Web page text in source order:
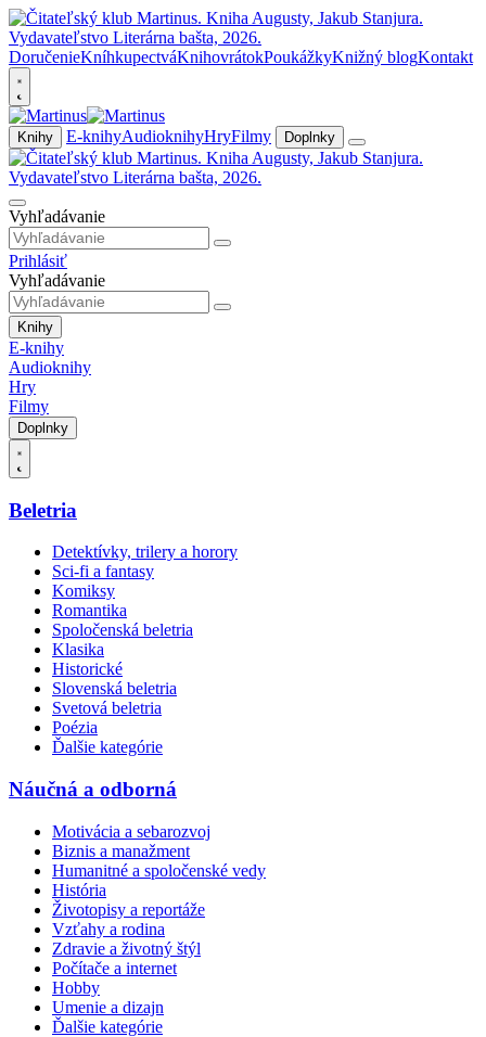
DoručenieKníhkupectváKnihovrátokPoukážkyKnižný blogKontakt
Knihy E-knihyAudioknihyHryFilmy Doplnky
Vyhľadávanie
Prihlásiť
Vyhľadávanie
Knihy
E-knihy
Audioknihy
Hry
Filmy
Doplnky
Beletria
Detektívky, trilery a horory
Sci-fi a fantasy
Komiksy
Romantika
Spoločenská beletria
Klasika
Historické
Slovenská beletria
Svetová beletria
Poézia
Ďalšie kategórie
Náučná a odborná
Motivácia a sebarozvoj
Biznis a manažment
Humanitné a spoločenské vedy
História
Životopisy a reportáže
Vzťahy a rodina
Zdravie a životný štýl
Počítače a internet
Hobby
Umenie a dizajn
Ďalšie kategórie